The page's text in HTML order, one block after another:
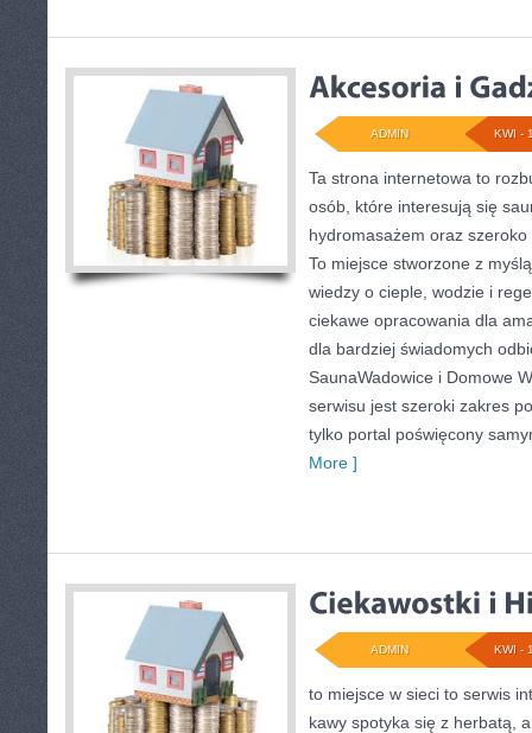
KWI -
ADMIN
Ta strona internetowa to
osób, które interesują się
hydromasażem oraz
To miejsce stworzone z
wiedzy o cieple, wodzie i
ciekawe opracowania dla
dla bardziej świadomych
SaunaWadowice i Domowe
serwisu jest szeroki zakres
tylko portal poświęcony
More ]
KWI -
ADMIN
to miejsce w sieci to serwis
kawy spotyka się z herbatą,